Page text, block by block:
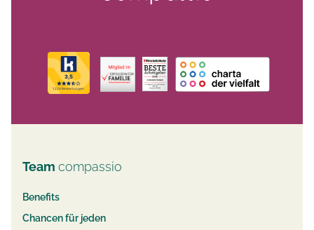
Team compassio
Benefits
Chancen für jeden